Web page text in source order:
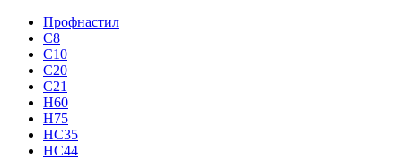
Профнастил
С8
С10
С20
С21
H60
H75
HС35
НС44